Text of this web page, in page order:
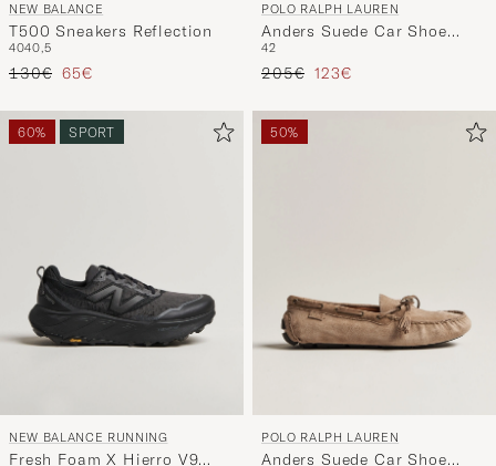
NEW BALANCE
T500 Sneakers Reflection
4040,5
Precio ordinario
130€ Precio reducido
65€
POLO RALPH LAUREN
Anders Suede Car Shoe
Hunter Navy
42
Precio ordinario
205€ Precio reducido
123€
60% SPORT
NEW BALANCE RUNNING
Fresh Foam X Hierro V9
50%
POLO RALPH LAUREN
Anders Suede Car Shoe